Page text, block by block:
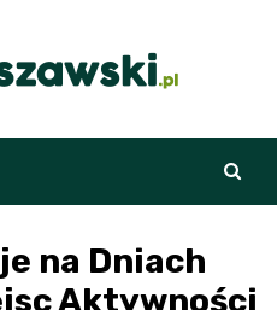
na Dniach
Aktywności